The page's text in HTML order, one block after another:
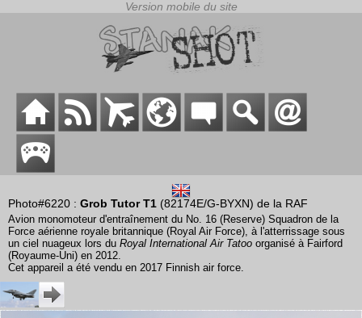
Photo#6220 : Grob Tutor T1 (82174E/G-BYXN) de la RAF
Avion monomoteur d'entraînement du No. 16 (Reserve) Squadron de la
Force aérienne royale britannique (Royal Air Force), à l'atterrissage sous
un ciel nuageux lors du Royal International Air Tatoo organisé à Fairford
(Royaume-Uni) en 2012.
Cet appareil a été vendu en 2017 Finnish air force.